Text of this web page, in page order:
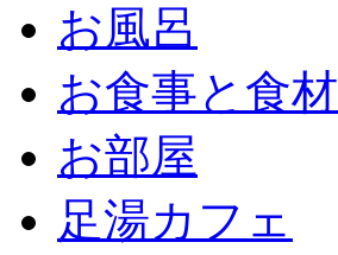
お風呂
お食事と食材
お部屋
足湯カフェ